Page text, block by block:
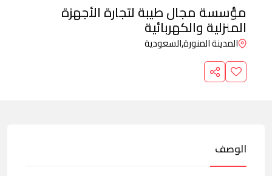
مؤسسة مجال طيبة لتجارة الأجهزة
المنزلية والكهربائية
المدينة المنورة,السعودية
الوصف